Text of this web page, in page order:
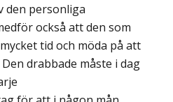
den personliga
också att den som
tid och möda på att
drabbade måste i dag